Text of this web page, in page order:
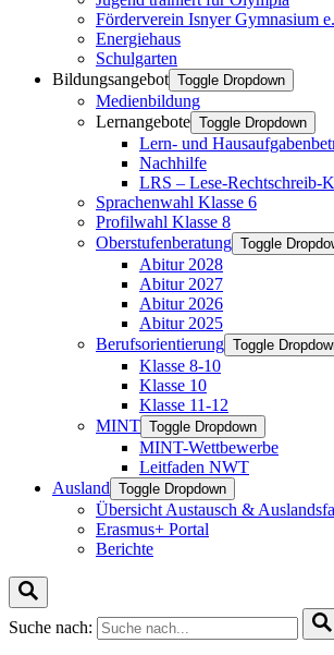
Förderverein Isnyer Gymnasium
Energiehaus
Schulgarten
Bildungsangebot Toggle Dropdown
Medienbildung
Lernangebote Toggle Dropdown
Lern- und
Nachhilfe
LRS – Lese-Rechtschreib-
Sprachenwahl Klasse 6
Profilwahl Klasse 8
Oberstufenberatung Toggle
Abitur 2028
Abitur 2027
Abitur 2026
Abitur 2025
Berufsorientierung Toggle
Klasse 8-10
Klasse 10
Klasse 11-12
MINT Toggle Dropdown
MINT-Wettbewerbe
Leitfaden NWT
Ausland Toggle Dropdown
Übersicht Austausch &
Erasmus+ Portal
Berichte
Suche nach: